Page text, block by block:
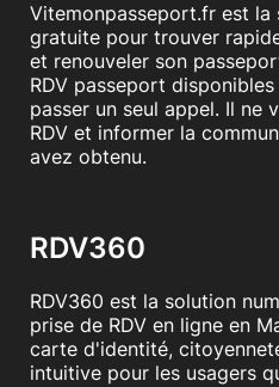
Vitemonpasseport.fr est la
gratuite pour trouver
et renouveler son
RDV passeport
passer un seul appel. Il ne
RDV et informer la
avez obtenu.
RDV360
RDV360 est la solution
prise de RDV en ligne en
carte d'identité,
intuitive pour les usagers